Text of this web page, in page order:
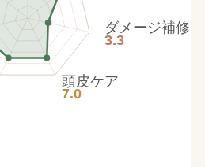
ダメージ補修
3.3
頭皮ケア
7.0